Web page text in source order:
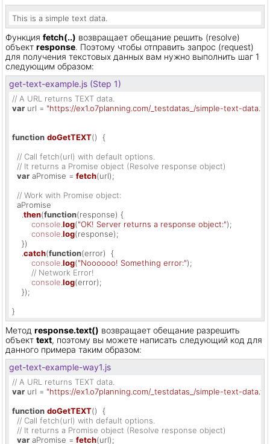
This is a simple text data.
Функция fetch(..) возвращает обещание решить (resolve)
объект response. Поэтому чтобы отправить запрос (request)
для получения текстовых данных вам нужно выполнить шаг 1
следующим образом:
get-text-example.js (Step 1)
// A URL returns TEXT data.
var url = "https://ex1.o7planning.com/_testdatas_/simple-text-
function doGetTEXT()  {
// Call fetch(url) with default options.
// It returns a Promise object (Resolve response object)
var aPromise = fetch(url);
// Work with Promise object:
  aPromise
then(function(response) {
console log("OK! Server returns a response object:");
console log(response);
    })
catch(function(error)  {
console log("Noooooo! Something error:");
// Network Error!
console log(error);
    });
}
Метод response.text() возвращает обещание разрешить
объект text, поэтому вы можете написать следующий код для
данного примера таким образом:
get-text-example-way1.js
// A URL returns TEXT data.
var url = "https://ex1.o7planning.com/_testdatas_/simple-text-
function doGetTEXT()  {
// Call fetch(url) with default options.
// It returns a Promise object (Resolve response object)
var aPromise = fetch(url);